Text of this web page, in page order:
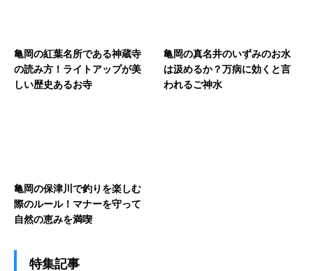
亀岡の紅葉名所である神蔵寺
の読み方！ライトアップが美
しい歴史あるお寺
亀岡の真名井のいずみのお水
は汲めるか？万病に効くと言
われるご神水
亀岡の保津川で釣りを楽しむ
際のルール！マナーを守って
自然の恵みを満喫
特集記事